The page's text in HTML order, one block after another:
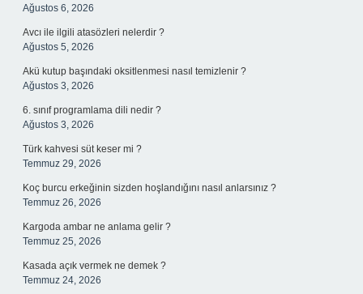
Ağustos 6, 2026
Avcı ile ilgili atasözleri nelerdir ?
Ağustos 5, 2026
Akü kutup başındaki oksitlenmesi nasıl temizlenir ?
Ağustos 3, 2026
6. sınıf programlama dili nedir ?
Ağustos 3, 2026
Türk kahvesi süt keser mi ?
Temmuz 29, 2026
Koç burcu erkeğinin sizden hoşlandığını nasıl anlarsınız ?
Temmuz 26, 2026
Kargoda ambar ne anlama gelir ?
Temmuz 25, 2026
Kasada açık vermek ne demek ?
Temmuz 24, 2026